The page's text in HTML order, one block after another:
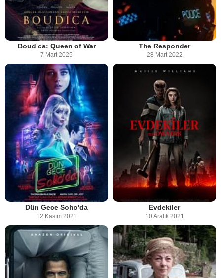
Boudica: Queen of War
7 Mart 2025
The Responder
28 Mart 2022
Dün Gece Soho'da
12 Kasım 2021
Evdekiler
10 Aralık 2021